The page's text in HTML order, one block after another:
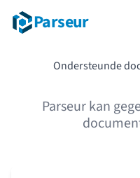
Parseur
Ondersteunde
Parseur kan